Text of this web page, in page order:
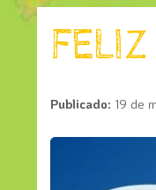
Publicado: 19 de